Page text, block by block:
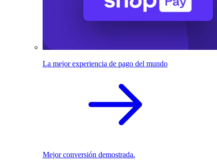
La mejor experiencia de pago del mundo
Mejor conversión demostrada.